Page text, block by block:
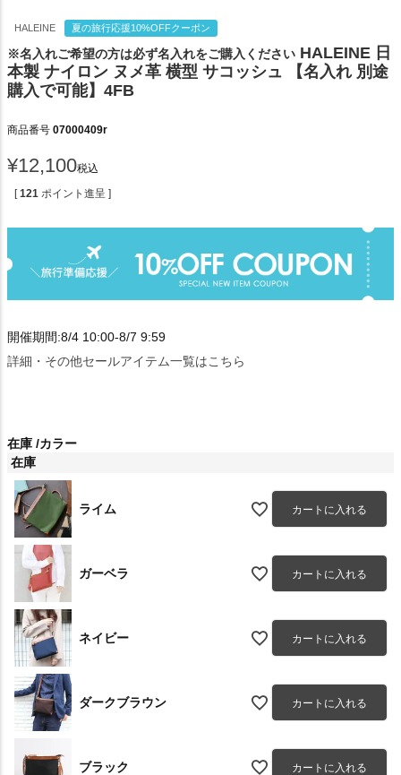
HALEINE 夏の旅行応援10%OFFクーポン
※名入れご希望の方は必ず名入れをご購入ください HALEINE 日
本製 ナイロン ヌメ革 横型 サコッシュ 【名入れ 別途
購入で可能】4FB
商品番号 07000409r
¥12,100税込
[ 121 ポイント進呈 ]
開催期間:8/4 10:00-8/7 9:59
詳細・その他セールアイテム一覧はこちら
在庫 カラー
在庫
ライム カートに入れる
ガーベラ カートに入れる
ネイビー カートに入れる
ダークブラウン カートに入れる
ブラック カートに入れる